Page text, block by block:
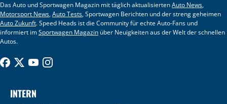
Das Auto und Sportwagen Magazin mit täglich aktualisiertenAuto News,
Motorsport News,Auto Tests, Sportwagen Berichten und der streng geheimen
Auto Zukunft. Speed Heads ist die Community für echte Auto-Fans und
informiert imSportwagen Magazin über Neuigkeiten aus der Welt der schnellen
Autos.
INTERN